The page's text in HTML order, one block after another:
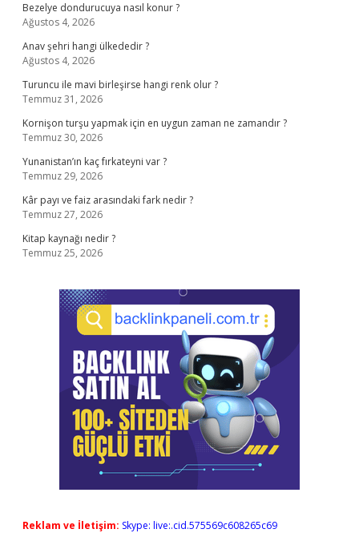
Bezelye dondurucuya nasıl konur ?
Ağustos 4, 2026
Anav şehri hangi ülkededir ?
Ağustos 4, 2026
Turuncu ile mavi birleşirse hangi renk olur ?
Temmuz 31, 2026
Kornişon turşu yapmak için en uygun zaman ne zamandır ?
Temmuz 30, 2026
Yunanistan’ın kaç fırkateyni var ?
Temmuz 29, 2026
Kâr payı ve faiz arasındaki fark nedir ?
Temmuz 27, 2026
Kitap kaynağı nedir ?
Temmuz 25, 2026
Reklam ve İletişim: Skype: live:.cid.575569c608265c69